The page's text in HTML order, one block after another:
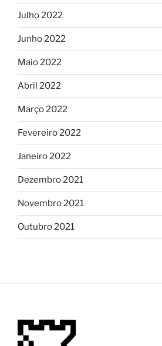
Julho 2022
Junho 2022
Maio 2022
Abril 2022
Março 2022
Fevereiro 2022
Janeiro 2022
Dezembro 2021
Novembro 2021
Outubro 2021